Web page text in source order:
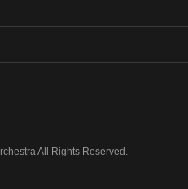
All Rights Reserved.